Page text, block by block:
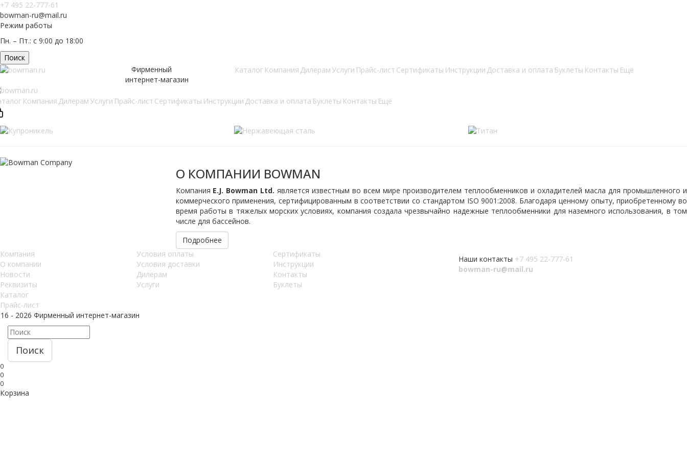
+7 495 22-777-61
bowman-ru@mail.ru
Режим работы
Пн. – Пт.: с 9:00 до 18:00
Поиск
Фирменный
интернет-магазин
Каталог Компания Дилерам Услуги Прайс-лист Сертификаты Инструкции Доставка и оплата Буклеты Контакты Ещё
Компания Дилерам Услуги Прайс-лист Сертификаты Инструкции Доставка и оплата Буклеты Контакты Ещё
О КОМПАНИИ BOWMAN
Компания E.J. Bowman Ltd.является известным во всем мире производителем теплообменников и охладителей масла для промышленного и
коммерческого применения, сертифицированным в соответствии со стандартом ISO 9001:2008. Благодаря ценному опыту, приобретенному во
время работы в тяжелых морских условиях, компания создала чрезвычайно надежные теплообменники для наземного использования, в том
числе для бассейнов.
Подробнее
Компания
О компании
Новости
Реквизиты
Каталог
Прайс-лист
Условия оплаты
Условия доставки
Дилерам
Услуги
Сертификаты
Инструкции
Контакты
Буклеты
Наши контакты +7 495 22-777-61
bowman-ru@mail.ru
- 2026 Фирменный интернет-магазин
Поиск
0
0
0
Корзина